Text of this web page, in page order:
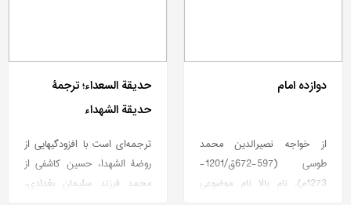
دوازده امام
از خواجه نصیرالدین محمد
طوسی (597-672ق/1201-
1273م). نام بالا نام موضوعی
حدیقة السعداء؛ ترجمۀ
حدیقة الشهداء
ترجمه‌ای است با افزودگیهایی از
روضة الشهداء حسین کاشفی از
محمد فرزند سلیمان بغدادی،